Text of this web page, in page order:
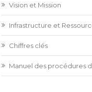
Vision et Mission
Infrastructure et
Chiffres clés
Manuel des procédures